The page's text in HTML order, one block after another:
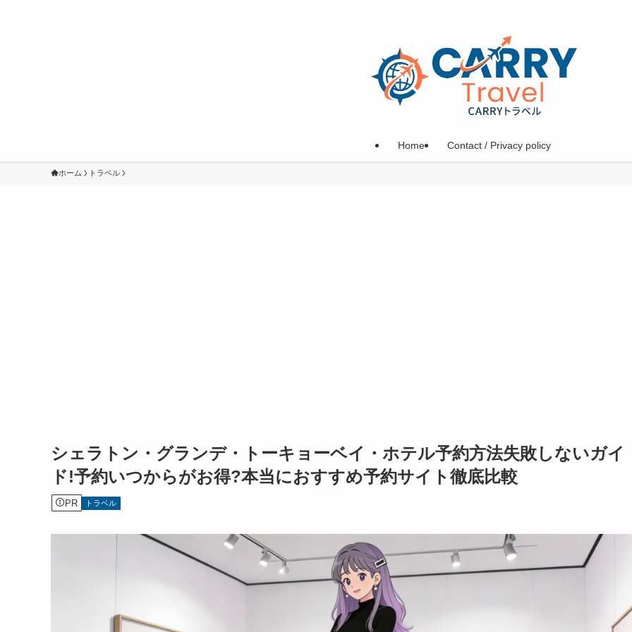
Home Contact / Privacy policy
ホーム トラベル
シェラトン・グランデ・トーキョーベイ・ホテル予約方法失敗しないガイ
ド!予約いつからがお得?本当におすすめ予約サイト徹底比較
PR トラベル